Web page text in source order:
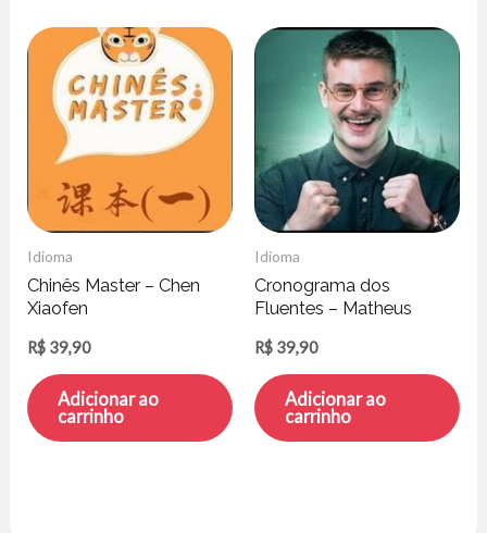
Idioma
Chinês Master – Chen
Xiaofen
R$ 39,90
Adicionar ao
carrinho
Idioma
Cronograma dos
Fluentes – Matheus
R$ 39,90
Adicionar ao
carrinho